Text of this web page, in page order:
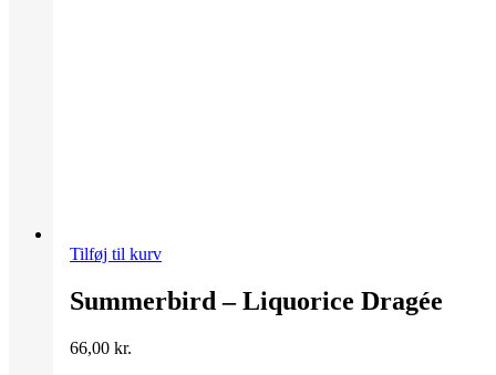
Tilføj til kurv
Summerbird – Liquorice Dragée
66,00 kr.